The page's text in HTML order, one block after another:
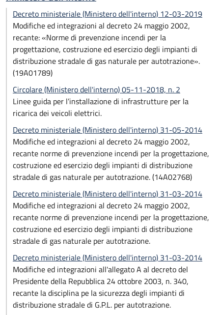
Decreto ministeriale (Ministero dell'interno) 12-03-2019
Modifiche ed integrazioni al decreto 24 maggio 2002,
recante: «Norme di prevenzione incendi per la
progettazione, costruzione ed esercizio degli impianti di
distribuzione stradale di gas naturale per autotrazione».
(19A01789)
Circolare (Ministero dell'interno) 05-11-2018, n. 2
Linee guida per l’installazione di infrastrutture per la
ricarica dei veicoli elettrici.
Decreto ministeriale (Ministero dell'interno) 31-05-2014
Modifiche ed integrazioni al decreto 24 maggio 2002,
recante norme di prevenzione incendi per la progettazione,
costruzione ed esercizio degli impianti di distribuzione
stradale di gas naturale per autotrazione. (14A02768)
Decreto ministeriale (Ministero dell'interno) 31-03-2014
Modifiche ed integrazioni al decreto 24 maggio 2002,
recante norme di prevenzione incendi per la progettazione,
costruzione ed esercizio degli impianti di distribuzione
stradale di gas naturale per autotrazione.
Decreto ministeriale (Ministero dell'interno) 31-03-2014
Modifiche ed integrazioni all'allegato A al decreto del
Presidente della Repubblica 24 ottobre 2003, n. 340,
recante la disciplina pe la sicurezza degli impianti di
distribuzione stradale di G.P.L. per autotrazione.